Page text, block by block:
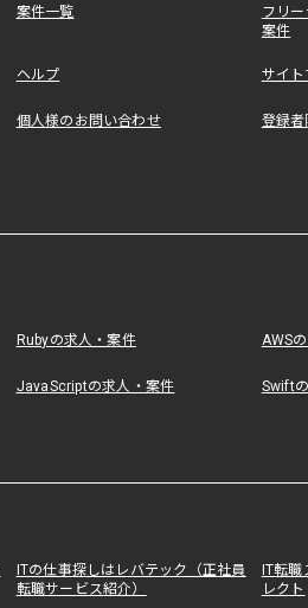
案件一覧
フリ
案件
ヘルプ サイ
個人様のお問い合わせ 登録者
Rubyの求人・案件 AWS
JavaScriptの求人・案件 Swift
ITの仕事探しはレバテック（正社員
転職サービス紹介）
IT転
レクト